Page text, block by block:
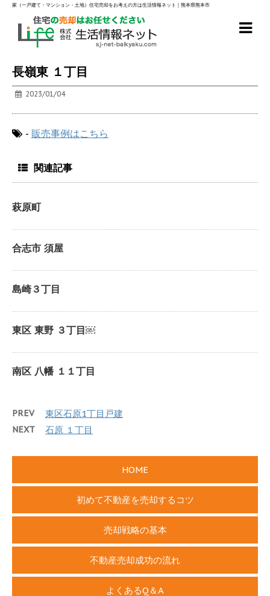
家（一戸建て・マンション・土地）住宅売却をお考えの方は生活情報ネット｜熊本県熊本市
長嶺東 １丁目
2023/01/04
- 販売事例はこちら
関連記事
萩原町
合志市 須屋
島崎３丁目
東区 東野 ３丁目￼
南区 八幡 １１丁目
PREV 東区石原1丁目戸建
NEXT 石原 １丁目
HOME
初めて不動産を売却するコツ
売却戦略の基本
不動産売却成功の流れ
よくあるQ＆A